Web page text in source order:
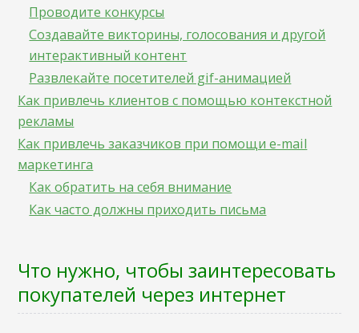
Проводите конкурсы
Создавайте викторины, голосования и другой
интерактивный контент
Развлекайте посетителей gif-анимацией
Как привлечь клиентов с помощью контекстной
рекламы
Как привлечь заказчиков при помощи e-mail
маркетинга
Как обратить на себя внимание
Как часто должны приходить письма
Что нужно, чтобы заинтересовать
покупателей через интернет